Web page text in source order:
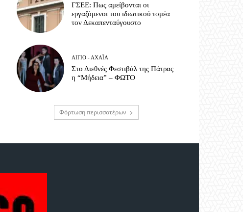
ΓΣΕΕ: Πως αμείβονται οι
εργαζόμενοι του ιδιωτικού τομέα
τον Δεκαπενταύγουστο
ΑΊΓΙΟ - ΑΧΑΪ́Α
Στο Διεθνές Φεστιβάλ της Πάτρας
η “Μήδεια” – ΦΩΤΟ
Φόρτωση περισσοτέρων